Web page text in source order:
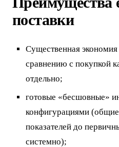
поставки
Существенная
сравнению с покупкой
отдельно;
готовые «бесшовные»
конфигурациями
показателей до
системно);